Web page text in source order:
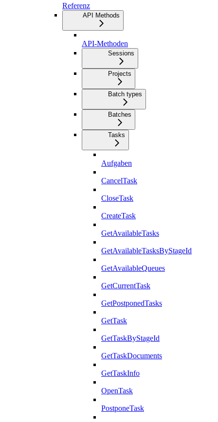
Referenz
API Methods
API-Methoden
Sessions
Projects
Batch types
Batches
Tasks
Aufgaben
CancelTask
CloseTask
CreateTask
GetAvailableTasks
GetAvailableTasksByStageId
GetAvailableQueues
GetCurrentTask
GetPostponedTasks
GetTask
GetTaskByStageId
GetTaskDocuments
GetTaskInfo
OpenTask
PostponeTask